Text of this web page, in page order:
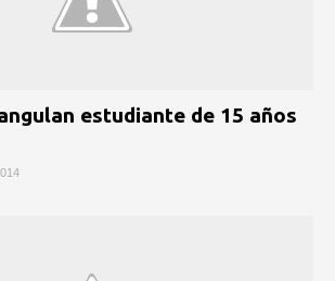
estudiante de 15 años